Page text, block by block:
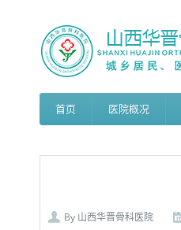
首页 医院概况
By 山西华晋骨科医院